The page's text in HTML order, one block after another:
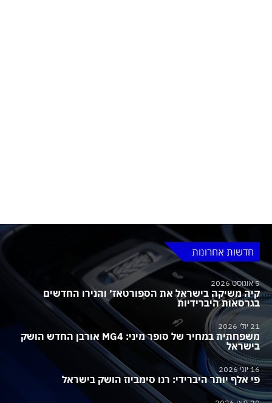
חדשות אחרונות
5 אוגוסט 2026
קיה משיקה בישראל את הספורטאז׳ והנירו החדשים
בגרסאות היברידיות
21 יולי 2026
משפחתית במחיר של סופר מיני: MG4 אורבן החדש הושק
בישראל
16 יוני 2026
פי אלף יותר היברידי: רנו סימביוז הושק בישראל